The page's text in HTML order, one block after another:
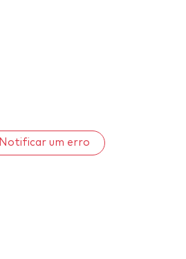
Notificar um erro